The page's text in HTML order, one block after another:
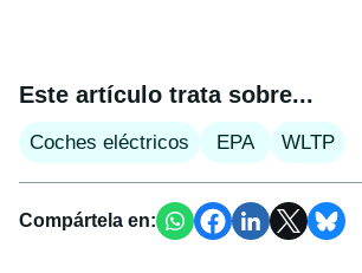
Este artículo trata sobre...
Coches eléctricos EPA WLTP
Compártela en: